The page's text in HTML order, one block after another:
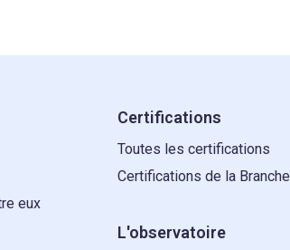
eux
Certifications
Toutes les certifications
Certifications de la Branche
L'observatoire